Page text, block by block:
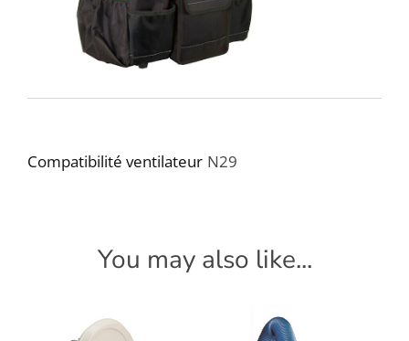
Compatibilité ventilateur N29
You may also like...